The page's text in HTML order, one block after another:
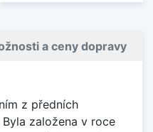
a ceny dopravy
z předních
založena v roce